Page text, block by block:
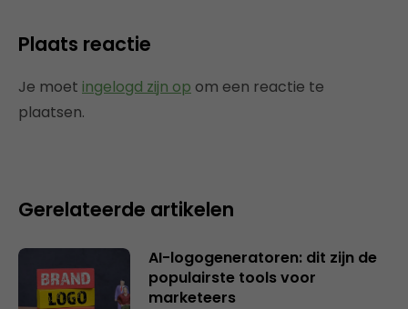
Plaats reactie
Je moet ingelogd zijn op om een reactie te
plaatsen.
Gerelateerde artikelen
AI-logogeneratoren: dit zijn de
populairste tools voor
marketeers